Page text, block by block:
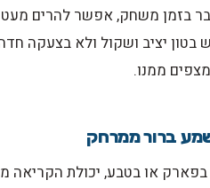
בזמן משחק, אפשר להרים מעט
בטון יציב ושקול ולא בצעקה
ממנו.
ברור ממרחק
או בטבע, יכולת הקריאה